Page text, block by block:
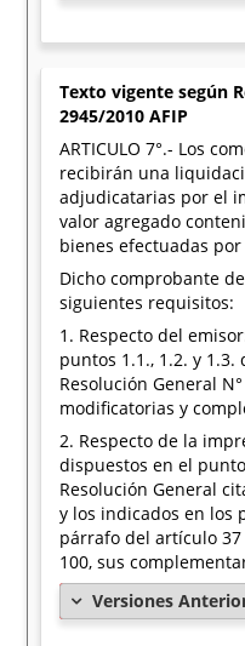
Texto vigente según
2945/2010 AFIP
ARTICULO 7°.- Los
recibirán una
adjudicatarias por el
valor agregado
bienes efectuadas
Dicho comprobante
siguientes requisitos:
1. Respecto del
puntos 1.1., 1.2. y
Resolución General
modificatorias y
2. Respecto de la
dispuestos en el
Resolución General
y los indicados en los
párrafo del artículo 37
100, sus
Versiones